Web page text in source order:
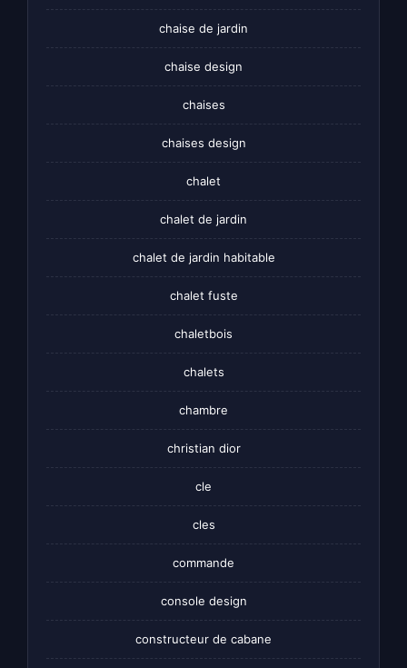
chaise de jardin
chaise design
chaises
chaises design
chalet
chalet de jardin
chalet de jardin habitable
chalet fuste
chaletbois
chalets
chambre
christian dior
cle
cles
commande
console design
constructeur de cabane